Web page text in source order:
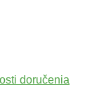
doručenia